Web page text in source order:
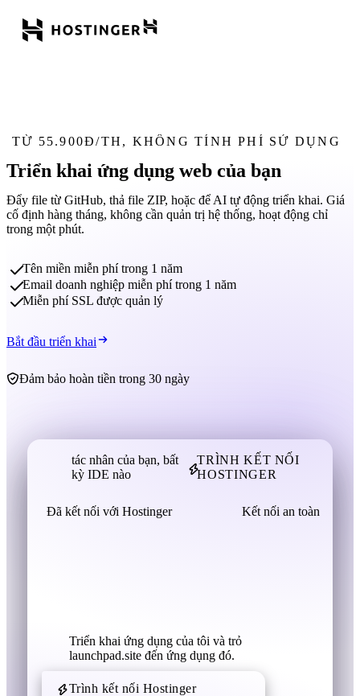
TỪ 55.900Đ/TH, KHÔNG TÍNH PHÍ SỬ DỤNG
Triển khai ứng dụng web của bạn
Đẩy file từ GitHub, thả file ZIP, hoặc để AI tự động triển khai. Giá
cố định hàng tháng, không cần quản trị hệ thống, hoạt động chỉ
trong một phút.
Tên miền miễn phí trong 1 năm
Email doanh nghiệp miễn phí trong 1 năm
Miễn phí SSL được quản lý
Bắt đầu triển khai
Đảm bảo hoàn tiền trong 30 ngày
tác nhân của bạn, bất
kỳ IDE nào
TRÌNH KẾT NỐI
HOSTINGER
Đã kết nối với Hostinger Kết nối an toàn
Triển khai ứng dụng của tôi và trỏ
launchpad.site đến ứng dụng đó.
Trình kết nối Hostinger